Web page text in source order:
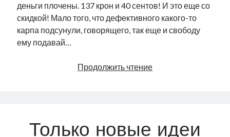
деньги плочены. 137 крон и 40 сентов! И это еще со
скидкой! Мало того, что дефективного какого-то
карпа подсунули, говорящего, так еще и свободу
ему подавай…
Продолжить чтениеЗолотая
Только новые идеи